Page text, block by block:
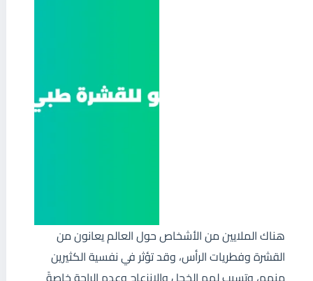
هناك الملايين من الأشخاص حول العالم يعانون من
القشرة وفطريات الرأس، وقد تؤثر في نفسية الكثيرين